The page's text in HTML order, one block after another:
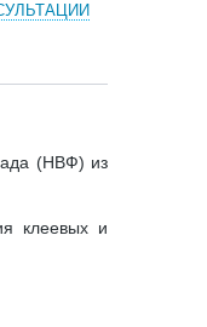
(НВФ) из
клеевых и